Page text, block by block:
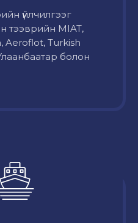
үйлчилгээг
тээврийн MIAT,
Aeroflot, Turkish
болон